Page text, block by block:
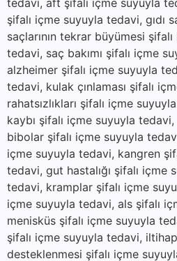
şifalı içme suyuyla tedavi, gıdı
saçlarının tekrar büyümesi
tedavi, saç bakımı şifalı içme
alzheimer şifalı içme suyuyla
tedavi, kulak çınlaması şifalı
rahatsızlıkları şifalı içme
kaybı şifalı içme suyuyla
bibolar şifalı içme suyuyla
içme suyuyla tedavi, kangren
tedavi, gut hastalığı şifalı içme
tedavi, kramplar şifalı içme
içme suyuyla tedavi, als şifalı
menisküs şifalı içme suyuyla
şifalı içme suyuyla tedavi,
desteklenmesi şifalı içme